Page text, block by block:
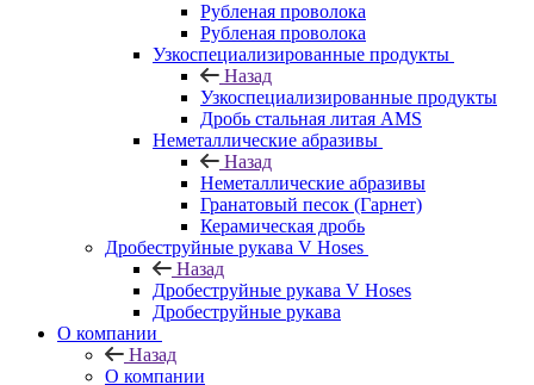
Рубленая проволока
Рубленая проволока
Узкоспециализированные продукты
Назад
Узкоспециализированные продукты
Дробь стальная литая AMS
Неметаллические абразивы
Назад
Неметаллические абразивы
Гранатовый песок (Гарнет)
Керамическая дробь
Дробеструйные рукава V Hoses
Назад
Дробеструйные рукава V Hoses
Дробеструйные рукава
О компании
Назад
О компании